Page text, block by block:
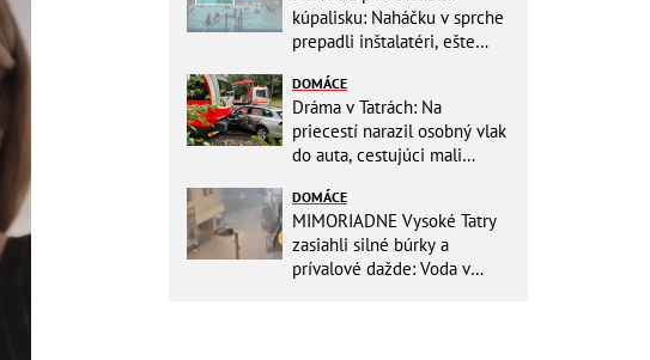
kúpalisku: Naháčku v sprche
prepadli inštalatéri, ešte
BAZÉNE
DOMÁCE
Dráma v Tatrách: Na
priecestí narazil osobný vlak
do auta, cestujúci mali
DOMÁCE
MIMORIADNE Vysoké Tatry
zasiahli silné búrky a
prívalové dažde: Voda v